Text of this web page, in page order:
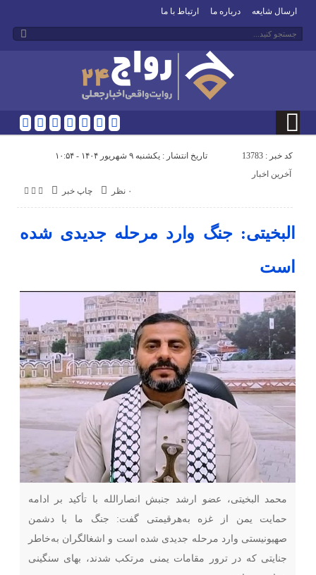
ارسال شایعه درباره ما ارتباط با ما
کد خبر : 13783 تاریخ انتشار : یکشنبه ۹ شهریور ۱۴۰۴ - ۱۰:۵۴
چاپ خبر ۰ نظر
آخرین اخبار
البخیتی: جنگ وارد مرحله جدیدی شده
است
محمد البخیتی، عضو ارشد جنبش انصارالله با تأکید بر ادامه
حمایت یمن از غزه به‌هرقیمتی گفت: جنگ ما با دشمن
صهیونیستی وارد مرحله جدیدی شده است و اشغالگران به‌خاطر
جنایتی که در ترور مقامات یمنی مرتکب شدند، بهای سنگینی